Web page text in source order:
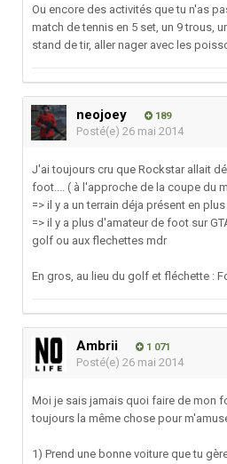
Ou encore des activités que tu n'as
match de tennis en 5 set, un 9 trous,
stand de tir, aller nager avec les
neojoey 189
Posté(e) 26 mai 2014
J'ai toujours cru que Rockstar allait
foot.... ( à l'approche de la coupe du
=> il y a un terrain déja présent en plus
=> il y a plus d'amateur de foot sur
golf ou aux flechettes mdr
En gros, au lieu du golf et fléchette :
Ambrii 1 071
Posté(e) 26 mai 2014
Moi je sais jamais quoi faire de mon
toujours la même chose pour
1) Prend une bonne voiture que tu